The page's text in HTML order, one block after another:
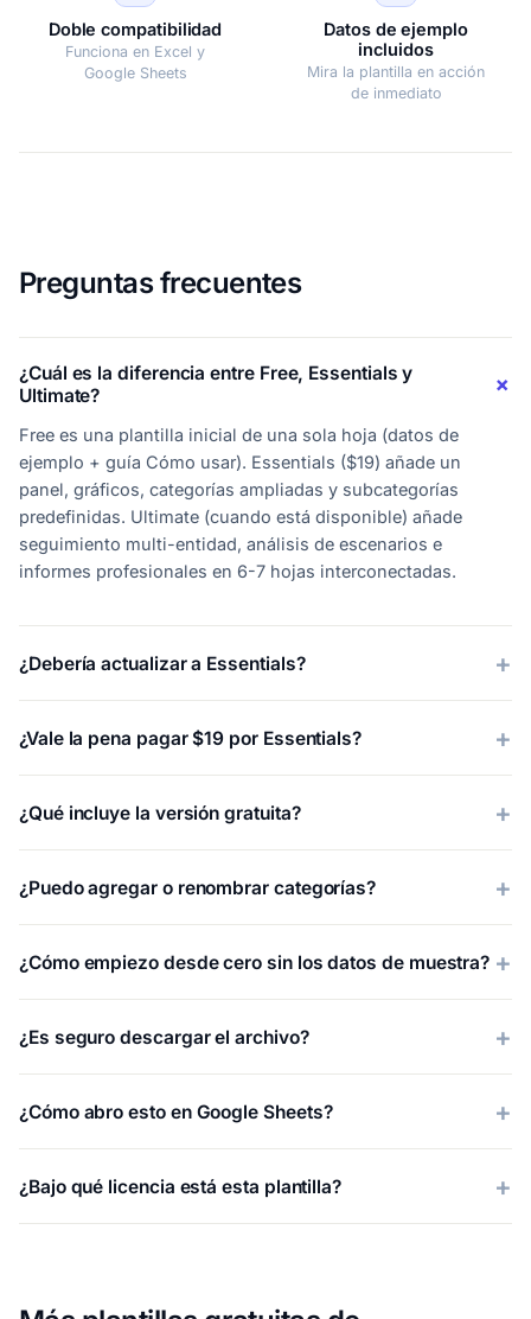
Doble compatibilidad
Funciona en Excel y
Google Sheets
Datos de ejemplo
incluidos
Mira la plantilla en acción
de inmediato
Preguntas frecuentes
¿Cuál es la diferencia entre Free, Essentials y
Ultimate?
Free es una plantilla inicial de una sola hoja (datos de
ejemplo + guía Cómo usar). Essentials ($19) añade un
panel, gráficos, categorías ampliadas y subcategorías
predefinidas. Ultimate (cuando está disponible) añade
seguimiento multi-entidad, análisis de escenarios e
informes profesionales en 6-7 hojas interconectadas.
¿Debería actualizar a Essentials?
¿Vale la pena pagar $19 por Essentials?
¿Qué incluye la versión gratuita?
¿Puedo agregar o renombrar categorías?
¿Cómo empiezo desde cero sin los datos de muestra?
¿Es seguro descargar el archivo?
¿Cómo abro esto en Google Sheets?
¿Bajo qué licencia está esta plantilla?